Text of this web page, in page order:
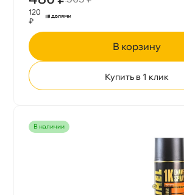
120
₽
корзину
Купить в 1 клик
наличии